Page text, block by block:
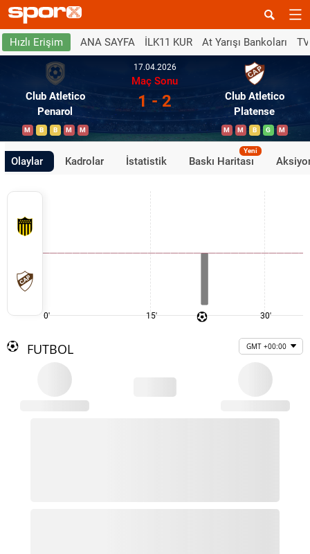
Hızlı Erişim ANA SAYFA İLK11 KUR At Yarışı Bankoları
Club Atletico
Penarol
M B B M M
17.04.2026
Maç Sonu
1 - 2
Club Atletico
Platense
M M B G M
Olaylar Kadrolar İstatistik Baskı Haritası
Yeni
0' 15' 30'
FUTBOL GMT +00:00